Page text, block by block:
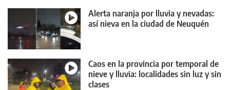
Alerta naranja por lluvia y nevadas:
así nieva en la ciudad de Neuquén
Caos en la provincia por temporal de
nieve y lluvia: localidades sin luz y sin
clases